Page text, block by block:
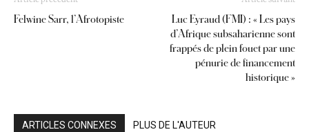
Felwine Sarr, l’Afrotopiste
Luc Eyraud (FMI) : « Les pays
d’Afrique subsaharienne sont
frappés de plein fouet par une
pénurie de financement
historique »
ARTICLES CONNEXES PLUS DE L'AUTEUR